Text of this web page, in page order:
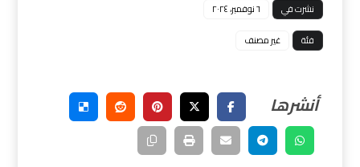
نشرت في
٦ نوفمبر، ٢٠٢٤
فئة
غير مصنف